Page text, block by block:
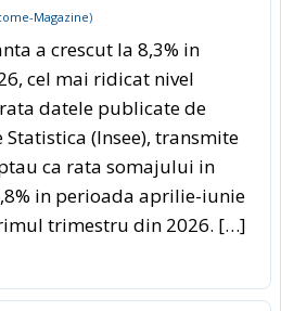
Magazine)
a crescut la 8,3% in
cel mai ridicat nivel
datele publicate de
(Insee), transmite
ca rata somajului in
in perioada aprilie-iunie
trimestru din 2026. […]